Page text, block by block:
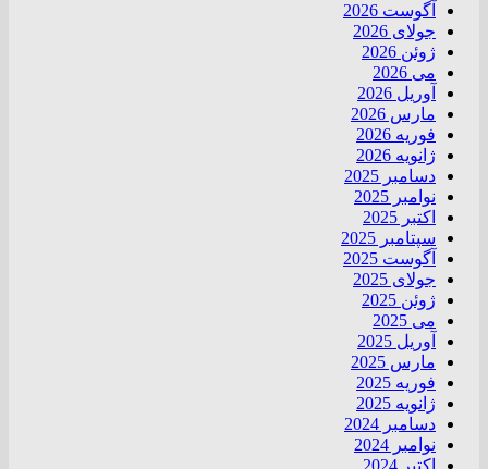
آگوست 2026
جولای 2026
ژوئن 2026
می 2026
آوریل 2026
مارس 2026
فوریه 2026
ژانویه 2026
دسامبر 2025
نوامبر 2025
اکتبر 2025
سپتامبر 2025
آگوست 2025
جولای 2025
ژوئن 2025
می 2025
آوریل 2025
مارس 2025
فوریه 2025
ژانویه 2025
دسامبر 2024
نوامبر 2024